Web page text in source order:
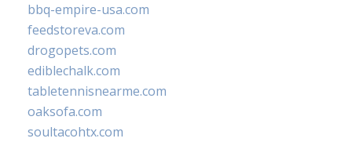
bbq-empire-usa.com
feedstoreva.com
drogopets.com
ediblechalk.com
tabletennisnearme.com
oaksofa.com
soultacohtx.com